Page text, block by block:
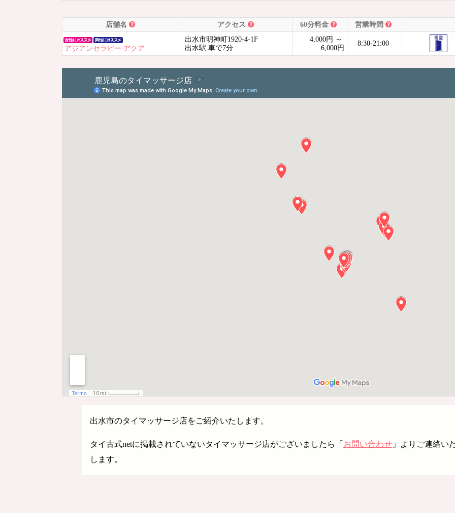
店舗名 アクセス 60分料金 営業時間
アジアンセラピー アクア
出水市明神町1920-4-1F
出水駅 車で7分
4,000円 ～
6,000円
8:30-21:00
出水市のタイマッサージ店をご紹介いたします。
タイ古式netに掲載されていないタイマッサージ店がございましたら「 お問い合わせ 」よりご連絡い
します。